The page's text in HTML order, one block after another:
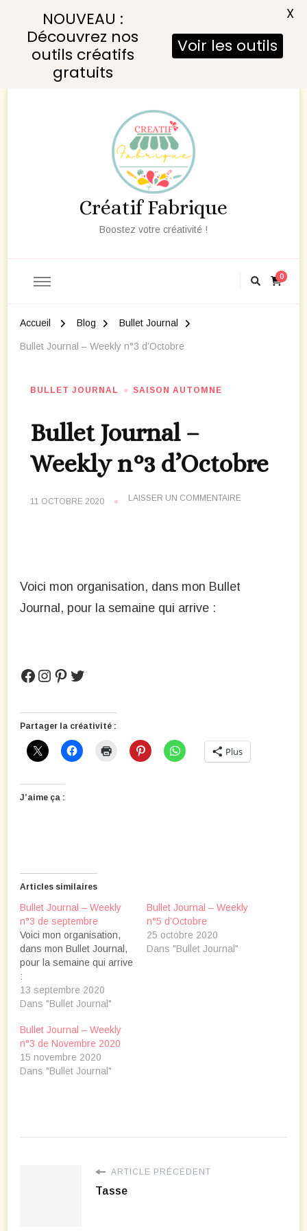
Créatif Fabrique
Boostez votre créativité !
0
Accueil Blog Bullet Journal
Bullet Journal – Weekly n°3 d’Octobre
BULLET JOURNAL SAISON AUTOMNE
Bullet Journal –
Weekly n°3 d’Octobre
11 OCTOBRE 2020 LAISSER UN COMMENTAIRE
Voici mon organisation, dans mon Bullet
Journal, pour la semaine qui arrive :
Facebook
Instagram
Pinterest
Twitter
Partager la créativité :
Plus
J’aime ça :
Articles similaires
Bullet Journal – Weekly
n°3 de septembre
Voici mon organisation,
dans mon Bullet Journal,
pour la semaine qui arrive
:
13 septembre 2020
Dans "Bullet Journal"
Bullet Journal – Weekly
n°5 d’Octobre
25 octobre 2020
Dans "Bullet Journal"
Bullet Journal – Weekly
n°3 de Novembre 2020
15 novembre 2020
Dans "Bullet Journal"
ARTICLE PRÉCÉDENT
Tasse
NOUVEAU :
Découvrez nos
outils créatifs
gratuits
Voir les outils
X